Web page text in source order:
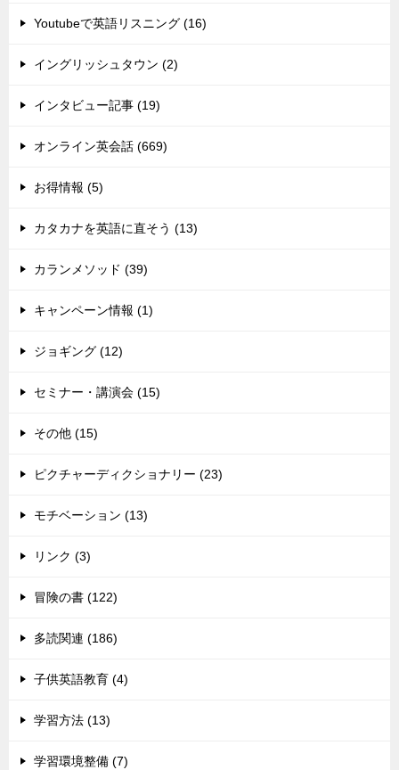
Youtubeで英語リスニング (16)
イングリッシュタウン (2)
インタビュー記事 (19)
オンライン英会話 (669)
お得情報 (5)
カタカナを英語に直そう (13)
カランメソッド (39)
キャンペーン情報 (1)
ジョギング (12)
セミナー・講演会 (15)
その他 (15)
ピクチャーディクショナリー (23)
モチベーション (13)
リンク (3)
冒険の書 (122)
多読関連 (186)
子供英語教育 (4)
学習方法 (13)
学習環境整備 (7)